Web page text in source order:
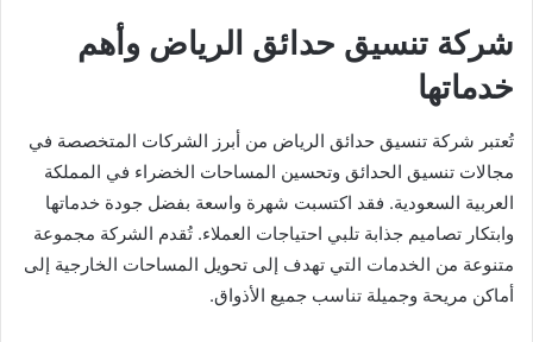
شركة تنسيق حدائق الرياض وأهم
خدماتها
تُعتبر شركة تنسيق حدائق الرياض من أبرز الشركات المتخصصة في
مجالات تنسيق الحدائق وتحسين المساحات الخضراء في المملكة
العربية السعودية. فقد اكتسبت شهرة واسعة بفضل جودة خدماتها
وابتكار تصاميم جذابة تلبي احتياجات العملاء. تُقدم الشركة مجموعة
متنوعة من الخدمات التي تهدف إلى تحويل المساحات الخارجية إلى
أماكن مريحة وجميلة تناسب جميع الأذواق.